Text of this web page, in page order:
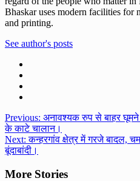
Bhaskar uses modern facilities for
and printing.
See author's posts
Post
navigation
Previous: अनावश्यक रुप से बाहर घूमने
के काटे चालान।
Next:कन्हरगांव क्षेत्र में गरजे बादल,
बूंदाबांदी।
More Stories